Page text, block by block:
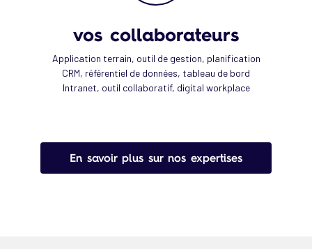
vos collaborateurs
Application terrain, outil de gestion, planification
CRM, référentiel de données, tableau de bord
Intranet, outil collaboratif, digital workplace
En savoir plus sur nos expertises